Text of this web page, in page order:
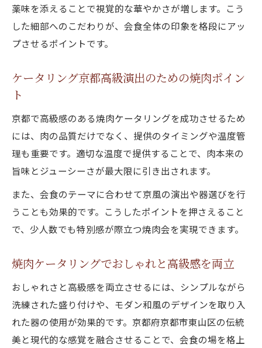
薬味を添えることで視覚的な華やかさが増します。こう
した細部へのこだわりが、会食全体の印象を格段にアッ
プさせるポイントです。
ケータリング京都高級演出のための焼肉ポイン
ト
京都で高級感のある焼肉ケータリングを成功させるため
には、肉の品質だけでなく、提供のタイミングや温度管
理も重要です。適切な温度で提供することで、肉本来の
旨味とジューシーさが最大限に引き出されます。
また、会食のテーマに合わせて京風の演出や器選びを行
うことも効果的です。こうしたポイントを押さえること
で、少人数でも特別感が際立つ焼肉会を実現できます。
焼肉ケータリングでおしゃれと高級感を両立
おしゃれさと高級感を両立させるには、シンプルながら
洗練された盛り付けや、モダン和風のデザインを取り入
れた器の使用が効果的です。京都府京都市東山区の伝統
美と現代的な感覚を融合させることで、会食の場を格上